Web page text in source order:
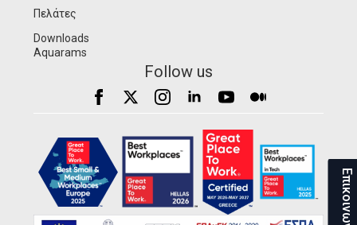
Πελάτες
Downloads
Aquarams
Follow us